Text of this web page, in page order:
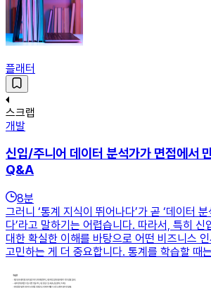
플래터
스크랩
개발
신입/주니어 데이터 분석가가 면접에서
Q&A
8분
그러니 ‘통계 지식이 뛰어나다’가 곧 ‘데이터
다’라고 말하기는 어렵습니다. 따라서, 특히 신
대한 확실한 이해를 바탕으로 어떤 비즈니스
고민하는 게 더 중요합니다. 통계를 학습할 때